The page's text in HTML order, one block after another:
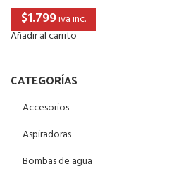
CATEGORÍAS
Accesorios
Aspiradoras
Bombas de agua
$1.799iva inc.
Añadir al carrito